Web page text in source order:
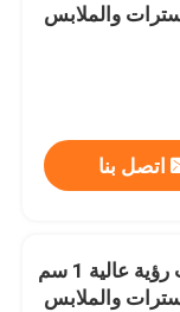
والملابس
اتصل بنا
أنابيب انعكاسية ذات رؤية عالية 1 سم
والملابس